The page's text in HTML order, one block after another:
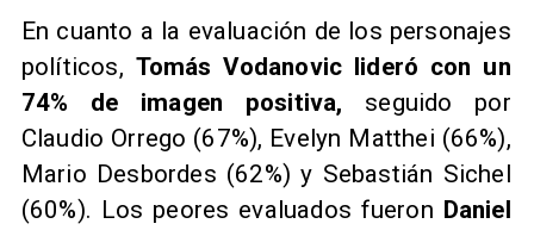
En cuanto a la evaluación de los personajes
políticos, Tomás Vodanovic lideró con un
74% de imagen positiva, seguido por
Claudio Orrego (67%), Evelyn Matthei (66%),
Mario Desbordes (62%) y Sebastián Sichel
(60%). Los peores evaluados fueron Daniel